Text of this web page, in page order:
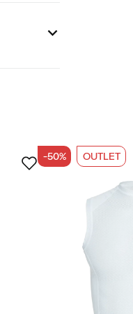
filter
-50% OUTLET